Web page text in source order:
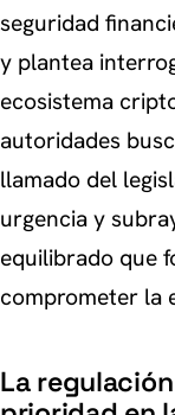
seguridad
y plantea
ecosistema
autoridades
llamado del
urgencia y
equilibrado que
comprometer la
La